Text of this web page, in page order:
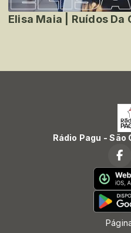
Elisa Maia | Ruídos Da
Rádio Pagu - São